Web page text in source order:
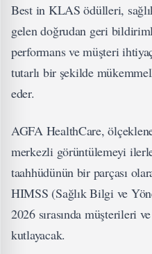
Best in KLAS ödülleri,
gelen doğrudan geri
performans ve müşteri
tutarlı bir şekilde
eder.
AGFA HealthCare,
merkezli görüntülemeyi
taahhüdünün bir parçası
HIMSS (Sağlık Bilgi ve
2026 sırasında müşterileri
kutlayacak.